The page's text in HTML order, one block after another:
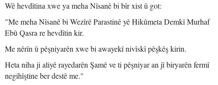
Wê hevdîtina xwe ya meha Nîsanê bi bîr xist û got:
"Me meha Nîsanê bi Wezîrê Parastinê yê Hikûmeta Demkî Murhaf
Ebû Qasra re hevdîtin kir.
Me nêrîn û pêşniyarên xwe bi awayekî nivîskî pêşkêş kirin.
Heta niha ji aliyê rayedarên Şamê ve ti pêşniyar an jî biryarên fermî
negihîştine ber destê me."